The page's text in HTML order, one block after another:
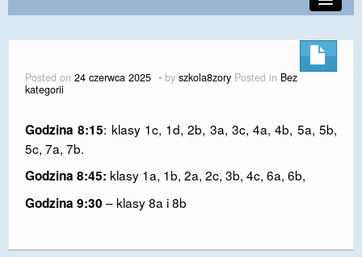
KONTAKT
DLA RODZICÓW I UCZNIÓW
DLA PRACOWNIKÓW
Posted on 24 czerwca 2025 by szkola8zory Posted in Bez
kategorii
Godzina 8:15: klasy 1c, 1d, 2b, 3a, 3c, 4a, 4b, 5a, 5b,
5c, 7a, 7b.
Godzina 8:45: klasy 1a, 1b, 2a, 2c, 3b, 4c, 6a, 6b,
Godzina 9:30 – klasy 8a i 8b